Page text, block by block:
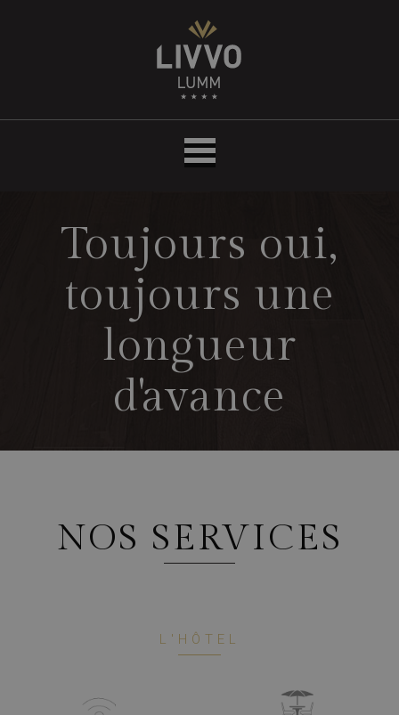
Hôtel
THe
LUMM
Toujours oui,
toujours une
longueur
d'avance
NOS SERVICES
L'HÔTEL